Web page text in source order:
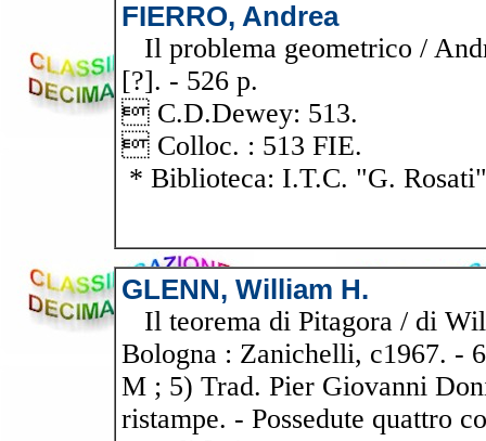
FIERRO, Andrea
Il problema geometrico /
[?]. - 526 p.
 C.D.Dewey: 513.
 Colloc. : 513 FIE.
* Biblioteca: I.T.C. "G. Rosati"
GLENN, William H.
Il teorema di Pitagora / di
Bologna : Zanichelli, c1967. -
M ; 5) Trad. Pier Giovanni
ristampe. - Possedute quattro